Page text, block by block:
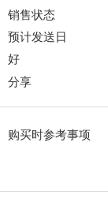
销售状态
预计发送日
好
分享
购买时参考事项